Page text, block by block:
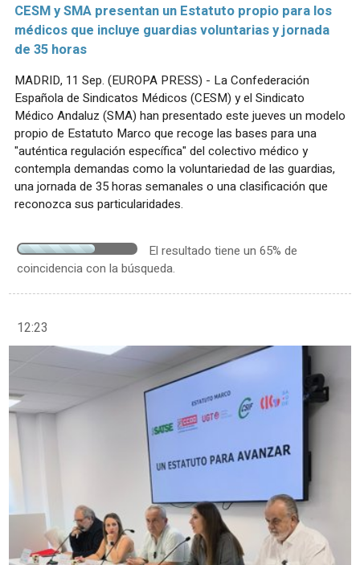
CESM y SMA presentan un Estatuto propio para los
médicos que incluye guardias voluntarias y jornada
de 35 horas
MADRID, 11 Sep. (EUROPA PRESS) - La Confederación
Española de Sindicatos Médicos (CESM) y el Sindicato
Médico Andaluz (SMA) han presentado este jueves un modelo
propio de Estatuto Marco que recoge las bases para una
"auténtica regulación específica" del colectivo médico y
contempla demandas como la voluntariedad de las guardias,
una jornada de 35 horas semanales o una clasificación que
reconozca sus particularidades.
El resultado tiene un 65% de
coincidencia con la búsqueda.
12:23